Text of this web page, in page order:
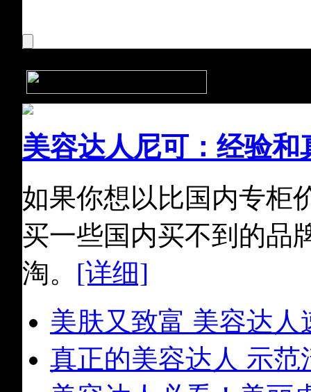
美容达人尼可：经验
如果你想以比国内专柜
买一些国内买不到的品
淘。 [详细]
美肤又致富 美容达人
真正的美容达人 示范